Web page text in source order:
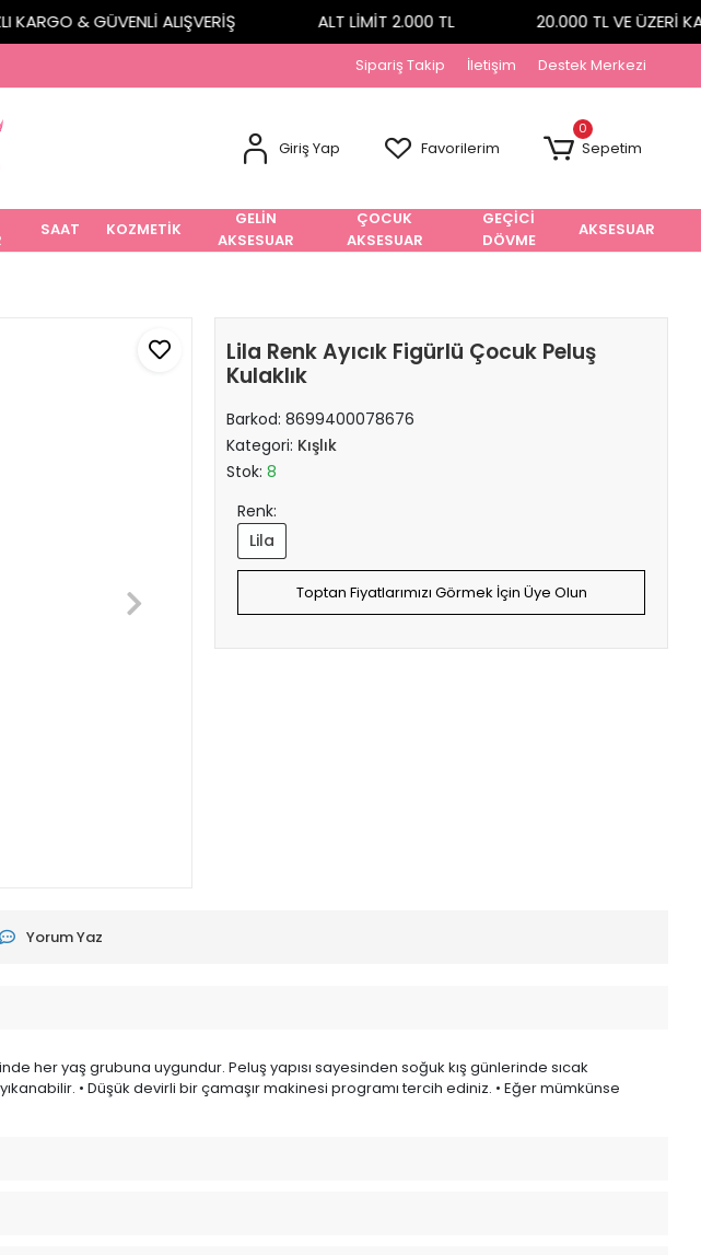
& GÜVENLİ ALIŞVERİŞ ALT LİMİT 2.000 TL 20.000 TL VE ÜZERİ
Sipariş Takip İletişim Destek Merkezi
Giriş Yap Favorilerim
0
Sepetim
SAAT KOZMETİK
GELİN
AKSESUAR
ÇOCUK
AKSESUAR
GEÇİCİ
DÖVME
AKSESUAR
Lila Renk Ayıcık Figürlü Çocuk Peluş
Kulaklık
Barkod:8699400078676
Kategori: Kışlık
Stok:8
Renk:
Lila
Toptan Fiyatlarımızı Görmek İçin Üye Olun
Yorum Yaz
her yaş grubuna uygundur. Peluş yapısı sayesinden soğuk kış günlerinde sıcak
• Düşük devirli bir çamaşır makinesi programı tercih ediniz. • Eğer mümkünse